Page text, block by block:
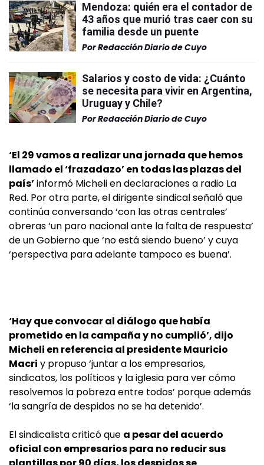
Mendoza: quién era el contador de
43 años que murió tras caer con su
familia desde un puente
PorRedacción Diario de Cuyo
Salarios y costo de vida: ¿Cuánto
se necesita para vivir en Argentina,
Uruguay y Chile?
PorRedacción Diario de Cuyo
‘El 29 vamos a realizar una jornada que hemos
llamado el ‘frazadazo’ en todas las plazas del
país’informó Micheli en declaraciones a radio La
Red. Por otra parte, el dirigente sindical señaló que
continúa conversando ‘con las otras centrales’
obreras ‘un paro nacional ante la falta de respuesta’
de un Gobierno que ‘no está siendo bueno’ y cuya
‘perspectiva para adelante tampoco es buena’.
‘Hay que convocar al diálogo que había
prometido en la campaña y no cumplió’, dijo
Micheli en referencia al presidente Mauricio
Macri y propuso ‘juntar a los empresarios,
sindicatos, los políticos y la iglesia para ver cómo
resolvemos la pobreza entre todos’ porque además
‘la sangría de despidos no se ha detenido’.
El sindicalista criticó que a pesar del acuerdo
oficial con empresarios para no reducir sus